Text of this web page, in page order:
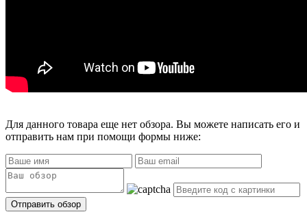
Для данного товара еще нет обзора. Вы можете написать его и
отправить нам при помощи формы ниже: